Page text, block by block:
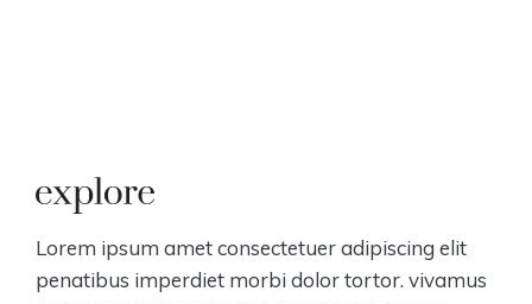
Lorem ipsum amet consectetuer adipiscing elit
penatibus imperdiet morbi dolor tortor. vivamus